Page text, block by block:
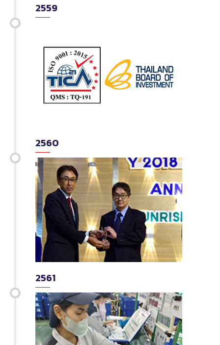
2559
พฤศจิกายนเริ่มผลิตชุดสายไฟ Stepping motor (NMB-
2560
-กุมภาพันธ์ได้รับใบอนุญาติ จาก ITC
- เริ่มต้นธุรกิจการค้า กับ ELETTO (THAILAND) CO.,LTD.และ
Nissan Trading Co., Ltd.
-กันยายนเริ่มผลิต ชุดสายไฟของไฟหน้า LED (NMB-B)
2561
-มิถุนายนได้รับรางวัล Best Supplier Award เรื่อง
คุณภาพ/การจัดส่ง จาก SIAM AISIN CO.,LTD.
-กรกฎาคมได้รับการรับรองมาตรฐาน ISO 9001: 2015